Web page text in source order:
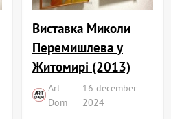
Виставка Миколи
Перемишлева у
Житомирі (2013)
Art
Dom
16 december
2024